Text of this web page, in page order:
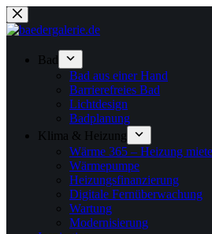
Zum
Inhalt
Bad
Bad aus einer Hand
Barrierefreies Bad
Lichtdesign
Badplanung
Klima & Heizung
Wärme 365 – Heizung
Wärmepumpe
Heizungsfinanzierung
Digitale Fernüberwachung
Wartung
Modernisierung